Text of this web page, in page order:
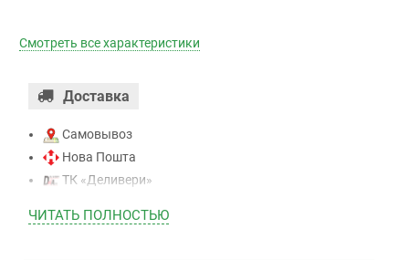
Смотреть все характеристики
Доставка
Самовывоз
Нова Пошта
ТК «Деливери»
ТК “Justin”
ЧИТАТЬ ПОЛНОСТЬЮ